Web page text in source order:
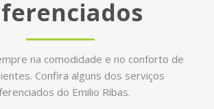
na comodidade e no conforto de
Confira alguns dos serviços
do Emilio Ribas.